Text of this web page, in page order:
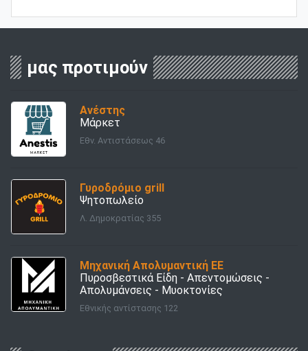
μας προτιμούν
Ανέστης
Μάρκετ
Εθν. Αντιστάσεως 46
Γυροδρόμιο grill
Ψητοπωλείο
Λ. Δημοκρατίας 355
Μηχανική Απολυμαντική ΕΕ
Πυροσβεστικά Είδη - Απεντομώσεις -
Απολυμάνσεις - Μυοκτονίες
Εθνικής αντίστασης 122